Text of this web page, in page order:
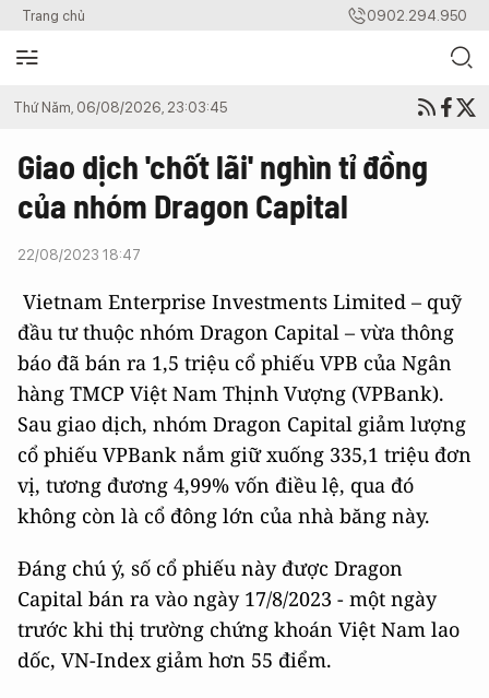
Trang chủ 0902.294.950
Thứ Năm, 06/08/2026, 23:03:45
Giao dịch 'chốt lãi' nghìn tỉ đồng
của nhóm Dragon Capital
22/08/2023 18:47
Vietnam Enterprise Investments Limited – quỹ
đầu tư thuộc nhóm Dragon Capital – vừa thông
báo đã bán ra 1,5 triệu cổ phiếu VPB của Ngân
hàng TMCP Việt Nam Thịnh Vượng (VPBank).
Sau giao dịch, nhóm Dragon Capital giảm lượng
cổ phiếu VPBank nắm giữ xuống 335,1 triệu đơn
vị, tương đương 4,99% vốn điều lệ, qua đó
không còn là cổ đông lớn của nhà băng này.
Đáng chú ý, số cổ phiếu này được Dragon
Capital bán ra vào ngày 17/8/2023 - một ngày
trước khi thị trường chứng khoán Việt Nam lao
dốc, VN-Index giảm hơn 55 điểm.